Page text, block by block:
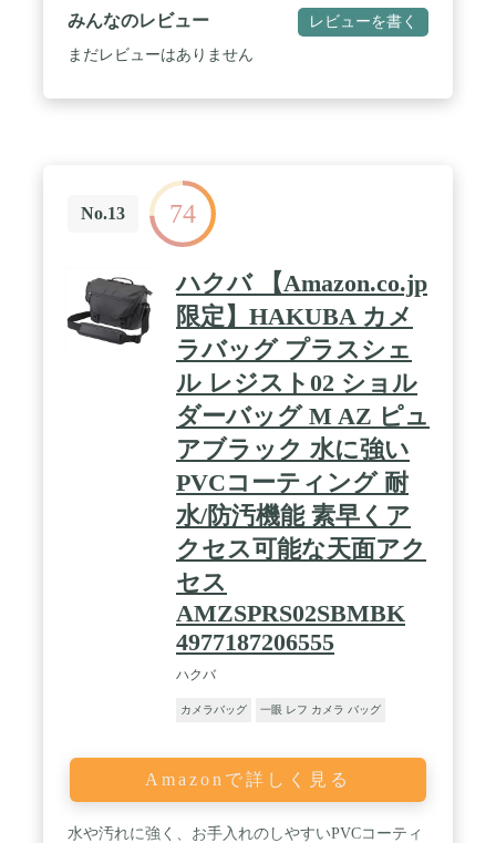
装備。取り外し可能な天面フタには開閉しやすいツ
マミが付いています。 / 内部の側面には機材にやさ
しい起毛生地、底面には、ホコリや汚れがたまりに
みんなのレビュー レビューを書く
まだレビューはありません
No.13 74
ハクバ 【Amazon.co.jp
限定】HAKUBA カメ
ラバッグ プラスシェ
ル レジスト02 ショル
ダーバッグ M AZ ピュ
アブラック 水に強い
PVCコーティング 耐
水/防汚機能 素早くア
クセス可能な天面アク
セス
AMZSPRS02SBMBK
4977187206555
ハクバ
カメラバッグ 一眼 レフ カメラ バッグ
Amazonで詳しく見る
水や汚れに強く、お手入れのしやすいPVCコーティ